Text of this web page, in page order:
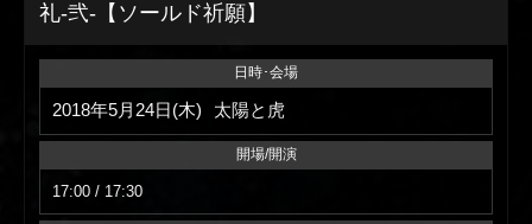
08月
09月
礼-弐-【ソールド祈願】
日時･会場
2018年5月24日(木) 太陽と虎
開場/開演
17:00 / 17:30